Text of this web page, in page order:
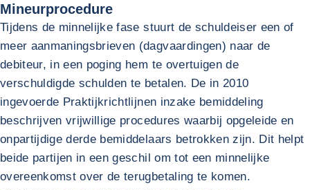
Mineurprocedure
Tijdens de minnelijke fase stuurt de schuldeiser een of
meer aanmaningsbrieven (dagvaardingen) naar de
debiteur, in een poging hem te overtuigen de
verschuldigde schulden te betalen. De in 2010
ingevoerde Praktijkrichtlijnen inzake bemiddeling
beschrijven vrijwillige procedures waarbij opgeleide en
onpartijdige derde bemiddelaars betrokken zijn. Dit helpt
beide partijen in een geschil om tot een minnelijke
overeenkomst over de terugbetaling te komen.